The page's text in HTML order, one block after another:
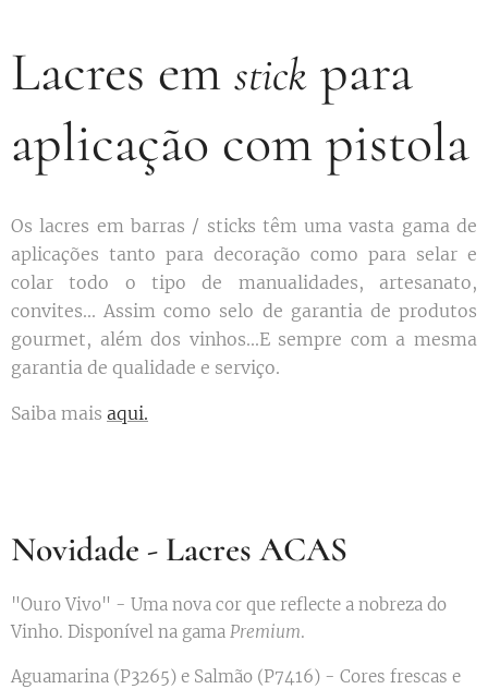
Lacres em stick para
aplicação com pistola
Os lacres em barras / sticks têm uma vasta gama de
aplicações tanto para decoração como para selar e
colar todo o tipo de manualidades, artesanato,
convites... Assim como selo de garantia de produtos
gourmet, além dos vinhos...E sempre com a mesma
garantia de qualidade e serviço.
Saiba mais aqui.
Novidade - Lacres ACAS
"Ouro Vivo" - Uma nova cor que reflecte a nobreza do
Vinho. Disponível na gama Premium.
Aguamarina (P3265) e Salmão (P7416) - Cores frescas e